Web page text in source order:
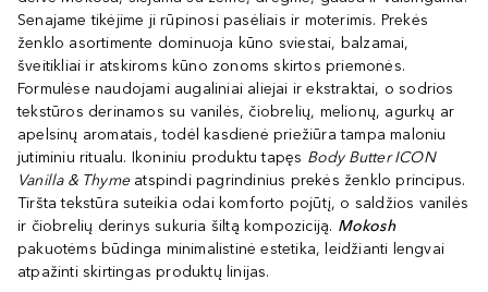
Senajame tikėjime ji rūpinosi pasėliais ir moterimis. Prekės
ženklo asortimente dominuoja kūno sviestai, balzamai,
šveitikliai ir atskiroms kūno zonoms skirtos priemonės.
Formulėse naudojami augaliniai aliejai ir ekstraktai, o sodrios
tekstūros derinamos su vanilės, čiobrelių, melionų, agurkų ar
apelsinų aromatais, todėl kasdienė priežiūra tampa maloniu
jutiminiu ritualu. Ikoniniu produktu tapęs Body Butter ICON
Vanilla & Thymeatspindi pagrindinius prekės ženklo principus.
Tiršta tekstūra suteikia odai komforto pojūtį, o saldžios vanilės
ir čiobrelių derinys sukuria šiltą kompoziciją. Mokosh
pakuotėms būdinga minimalistinė estetika, leidžianti lengvai
atpažinti skirtingas produktų linijas.